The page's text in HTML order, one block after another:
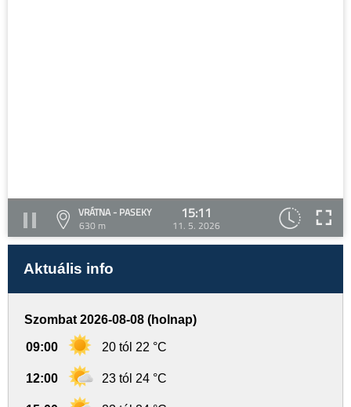
VRÁTNA - PASEKY
630 m
15:11
11. 5. 2026
Aktuális info
Szombat 2026-08-08 (holnap)
09:00 20 tól 22 °C
12:00 23 tól 24 °C